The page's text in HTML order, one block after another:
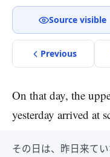
Source visible
Previous
On that day, the
yesterday arrived at
その日は、昨日来て